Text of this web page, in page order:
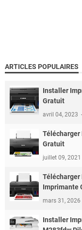
ARTICLES POPULAIRES
Installer
Gratuit
avril 04, 2023
Télécharger
Gratuit
juillet 09, 2021
Télécharger
Imprimante
mars 31, 2026
Installer